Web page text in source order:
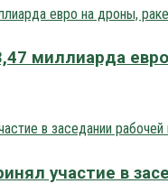
миллиарда
участие в